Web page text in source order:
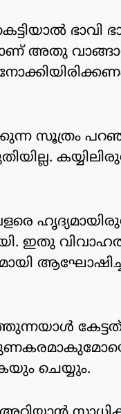
ഭാവി
അതു
സൂത്രം
ഇതു
ചെയ്യും.